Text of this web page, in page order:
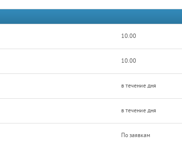
10.00
10.00
в течение дня
в течение дня
По заявкам